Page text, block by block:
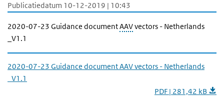
Publicatiedatum 10-12-2019 | 10:43
2020-07-23 Guidance documentAAVvectors - Netherlands
_V1.1
2020-07-23 Guidance document AAV vectors - Netherlands
_V1.1
PDF | 281,42 kB